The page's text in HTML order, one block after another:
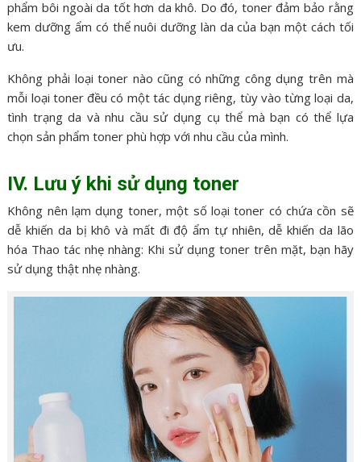
phẩm bôi ngoài da tốt hơn da khô. Do đó, toner đảm bảo rằng
kem dưỡng ẩm có thể nuôi dưỡng làn da của bạn một cách tối
ưu.
Không phải loại toner nào cũng có những công dụng trên mà
mỗi loại toner đều có một tác dụng riêng, tùy vào từng loại da,
tình trạng da và nhu cầu sử dụng cụ thể mà bạn có thể lựa
chọn sản phẩm toner phù hợp với nhu cầu của mình.
IV. Lưu ý khi sử dụng toner
Không nên lạm dụng toner, một số loại toner có chứa cồn sẽ
dễ khiến da bị khô và mất đi độ ẩm tự nhiên, dễ khiến da lão
hóa Thao tác nhẹ nhàng: Khi sử dụng toner trên mặt, bạn hãy
sử dụng thật nhẹ nhàng.